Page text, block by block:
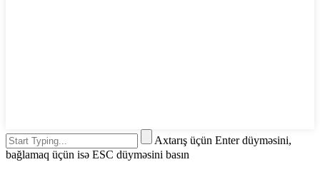
Axtarış üçün Enter düyməsini,
bağlamaq üçün isə ESC düyməsini basın